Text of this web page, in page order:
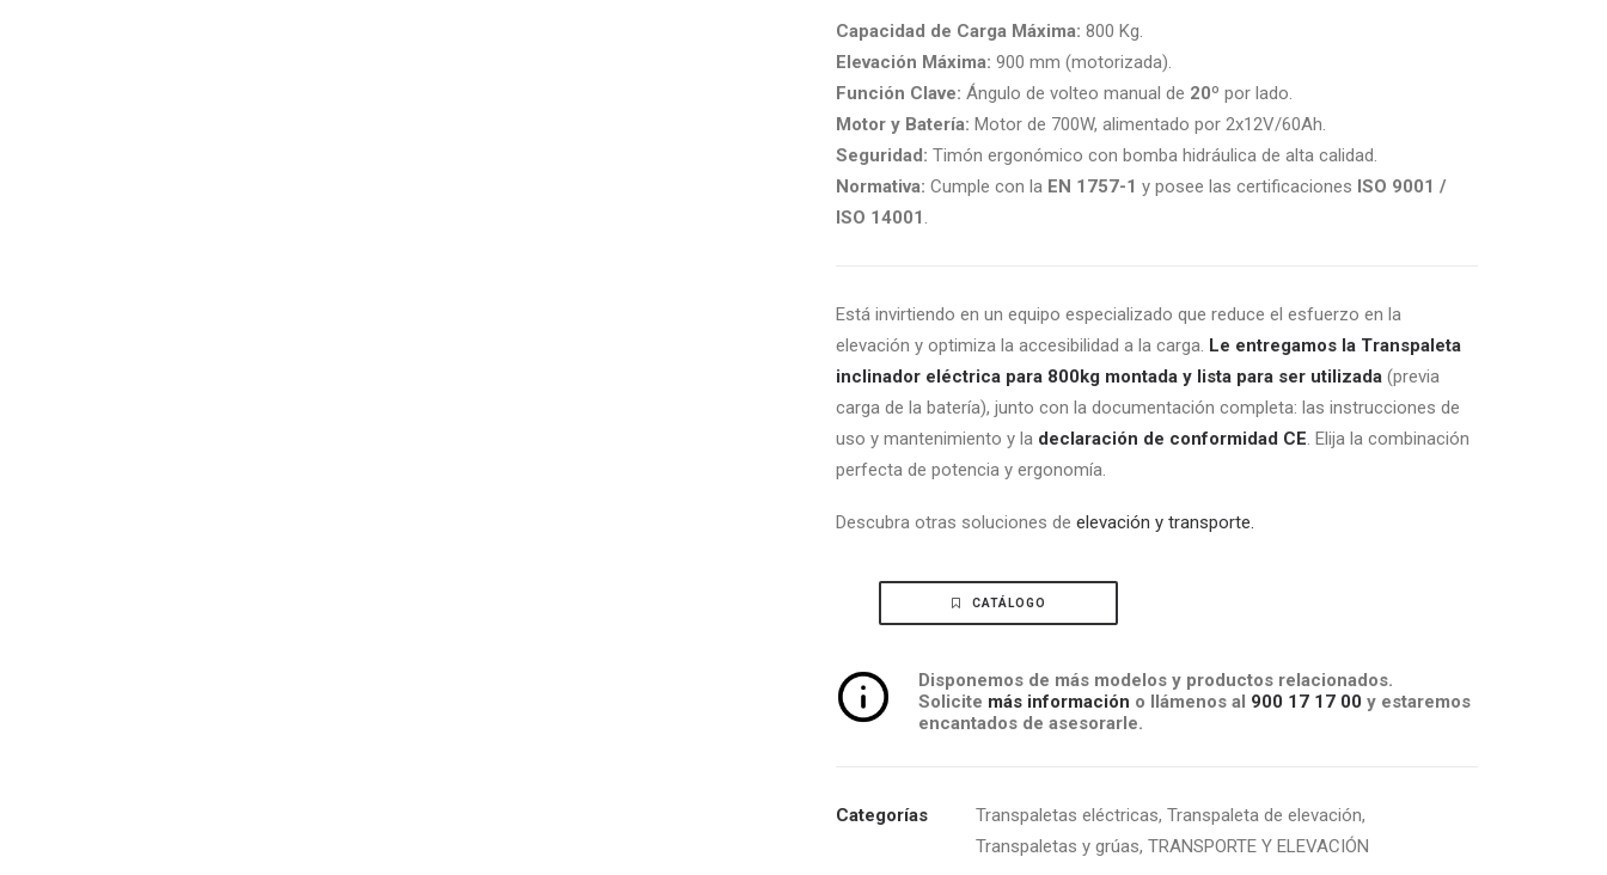
Capacidad de Carga Máxima: 800 Kg.
Elevación Máxima: 900 mm (motorizada).
Función Clave: Ángulo de volteo manual de 20º por lado.
Motor y Batería: Motor de 700W, alimentado por 2x12V/60Ah.
Seguridad: Timón ergonómico con bomba hidráulica de alta calidad.
Normativa: Cumple con la EN 1757-1 y posee las certificaciones ISO 9001 /
ISO 14001 .
Está invirtiendo en un equipo especializado que reduce el esfuerzo en la
elevación y optimiza la accesibilidad a la carga. Le entregamos la Transpaleta
inclinador eléctrica para 800kg montada y lista para ser utilizada (previa
carga de la batería), junto con la documentación completa: las instrucciones de
uso y mantenimiento y la declaración de conformidad CE. Elija la combinación
perfecta de potencia y ergonomía.
Descubra otras soluciones de elevación y transporte.
CATÁLOGO
Disponemos de más modelos y productos relacionados.
Solicite más información o llámenos al 900 17 17 00 y estaremos
encantados de asesorarle.
Categorías Transpaletas eléctricas, Transpaleta de elevación,
Transpaletas y grúas, TRANSPORTE Y ELEVACIÓN